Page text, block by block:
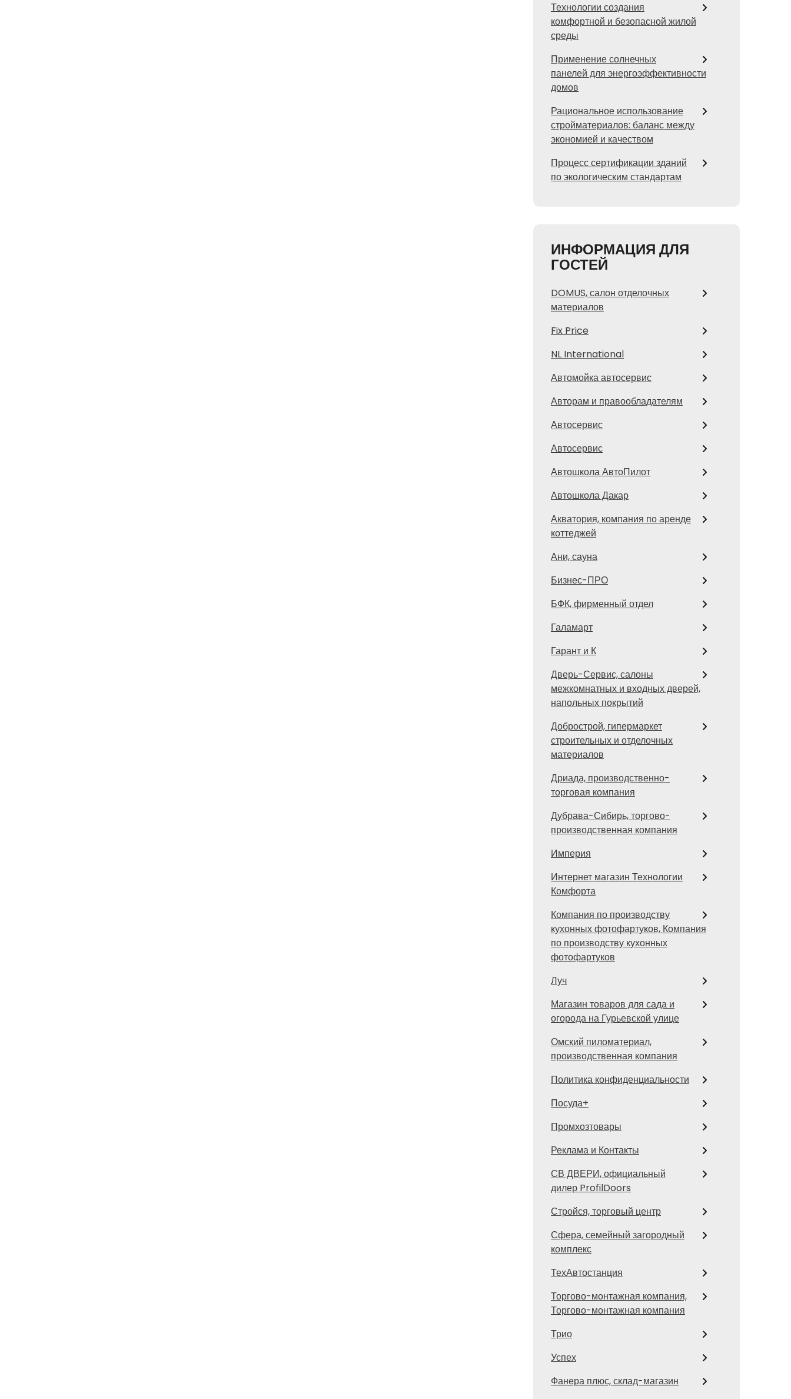
Технологии создания
комфортной и безопасной жилой
среды
Применение солнечных
панелей для энергоэффективности
домов
Рациональное использование
стройматериалов: баланс между
экономией и качеством
Процесс сертификации зданий
по экологическим стандартам
ИНФОРМАЦИЯ ДЛЯ
ГОСТЕЙ
DOMUS, салон отделочных
материалов
Fix Price
NL International
Автомойка автосервис
Авторам и правообладателям
Автосервис
Автосервис
Автошкола АвтоПилот
Автошкола Дакар
Акватория, компания по аренде
коттеджей
Ани, сауна
Бизнес-ПРО
БФК, фирменный отдел
Галамарт
Гарант и К
Дверь-Сервис, салоны
межкомнатных и входных дверей,
напольных покрытий
Добрострой, гипермаркет
строительных и отделочных
материалов
Дриада, производственно-
торговая компания
Дубрава-Сибирь, торгово-
производственная компания
Империя
Интернет магазин Технологии
Комфорта
Компания по производству
кухонных фотофартуков, Компания
по производству кухонных
фотофартуков
Луч
Магазин товаров для сада и
огорода на Гурьевской улице
Омский пиломатериал,
производственная компания
Политика конфиденциальности
Посуда+
Промхозтовары
Реклама и Контакты
СВ ДВЕРИ, официальный
дилер ProfilDoors
Стройся, торговый центр
Сфера, семейный загородный
комплекс
ТехАвтостанция
Торгово-монтажная компания,
Торгово-монтажная компания
Трио
Успех
Фанера плюс, склад-магазин